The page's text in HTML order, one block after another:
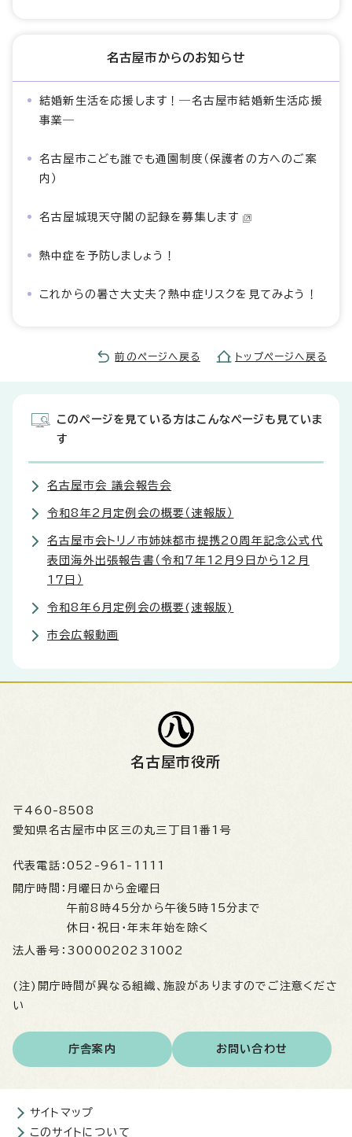
名古屋市からのお知らせ
結婚新生活を応援します！―名古屋市結婚新生活応援
事業―
名古屋市こども誰でも通園制度（保護者の方へのご案
内）
名古屋城現天守閣の記録を募集します
熱中症を予防しましょう！
これからの暑さ大丈夫？熱中症リスクを見てみよう！
前のページへ戻る トップページへ戻る
このページを見ている方はこんなページも見ていま
す
名古屋市会 議会報告会
令和8年2月定例会の概要（速報版）
名古屋市会トリノ市姉妹都市提携20周年記念公式代
表団海外出張報告書（令和7年12月9日から12月
17日）
令和8年6月定例会の概要(速報版)
市会広報動画
名古屋市役所
〒460-8508
愛知県名古屋市中区三の丸三丁目1番1号
代表電話： 052-961-1111
開庁時間： 月曜日から金曜日
午前8時45分から午後5時15分まで
休日・祝日・年末年始を除く
法人番号： 3000020231002
(注)開庁時間が異なる組織、施設がありますのでご注意くださ
い
庁舎案内 お問い合わせ
サイトマップ
このサイトについて